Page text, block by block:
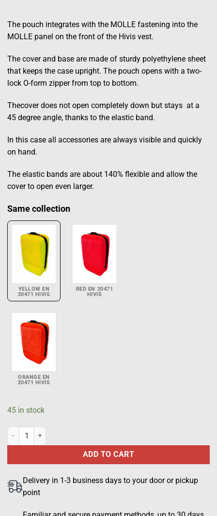
The pouch integrates with the MOLLE fastening into the
MOLLE panel on the front of the Hivis vest.
The cover and base are made of sturdy polyethylene sheet
that keeps the case upright. The pouch opens with a two-
lock O-form zipper from top to bottom.
Thecover does not open completely down but stays at a
45 degree angle, thanks to the elastic band.
In this case all accessories are always visible and quickly
on hand.
The elastic bands are about 140% flexible and allow the
cover to open even larger.
Same collection
YELLOW EN
20471 HIVIS
RED EN 20471
HIVIS
ORANGE EN
20471 HIVIS
45 in stock
General purpose pouch 100 mm x 150 mm, vertical, EN 20471 HiVis
ADD TO CART
Delivery in 1-3 business days to your door or pickup
point